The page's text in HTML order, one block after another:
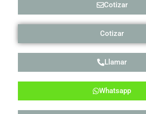
Cotizar
Cotizar
Llamar
Whatsapp